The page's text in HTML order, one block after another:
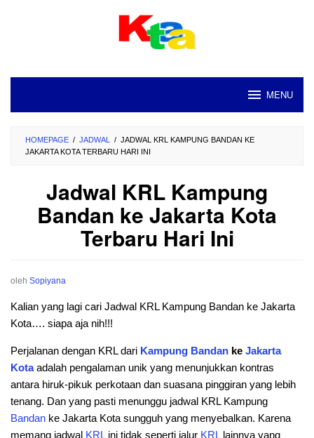
MENU
HOMEPAGE / JADWAL / JADWAL KRL KAMPUNG BANDAN KE
JAKARTA KOTA TERBARU HARI INI
Jadwal KRL Kampung
Bandan ke Jakarta Kota
Terbaru Hari Ini
oleh Sopiyana
Kalian yang lagi cari Jadwal KRL Kampung Bandan ke Jakarta
Kota…. siapa aja nih!!!
Perjalanan dengan KRL dari Kampung Bandan ke Jakarta
Kotaadalah pengalaman unik yang menunjukkan kontras
antara hiruk-pikuk perkotaan dan suasana pinggiran yang lebih
tenang. Dan yang pasti menunggu jadwal KRL Kampung
Bandan ke Jakarta Kota sungguh yang menyebalkan. Karena
memang jadwal KRLini tidak seperti jalur KRLlainnya yang